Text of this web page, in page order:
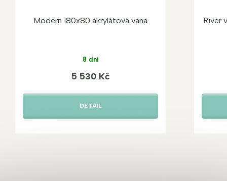
Modern 180x80 akrylátová vana
8 dní
5 530 Kč
DETAIL
River